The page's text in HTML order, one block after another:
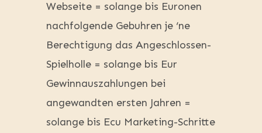
Webseite = solange bis Euronen
nachfolgende Gebuhren je ‘ne
Berechtigung das Angeschlossen-
Spielholle = solange bis Eur
Gewinnauszahlungen bei
angewandten ersten Jahren =
solange bis Ecu Marketing-Schritte